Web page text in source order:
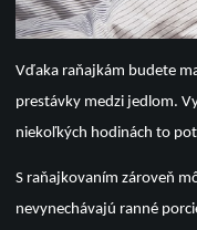
Vďaka raňajkám budete
prestávky medzi jedlom.
niekoľkých hodinách to
S raňajkovaním zároveň
nevynechávajú ranné